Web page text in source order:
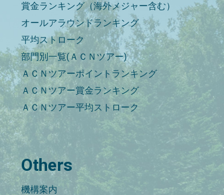
賞金ランキング（海外メジャー含む）
オールアラウンドランキング
平均ストローク
部門別一覧(ＡＣＮツアー)
ＡＣＮツアーポイントランキング
ＡＣＮツアー賞金ランキング
ＡＣＮツアー平均ストローク
Others
機構案内